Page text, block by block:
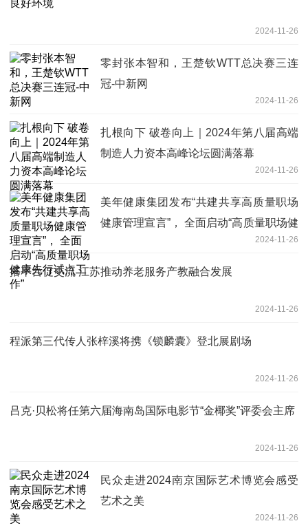
2024-11-26
零封张本智和，王楚钦WTT总决赛三连
冠-中新网
2024-11-26
扎根向下 破卷向上｜2024年第八届高端
制造人力资本高峰论坛圆满落幕
2024-11-26
美年健康集团发布“共建共享高质量职场
健康管理宣言”， 全面启动“高质量职场健
2024-11-26
搭平台促交流 江苏推动养老服务产教融合发展
2024-11-26
程派第三代传人张梓溪将携《锁麟囊》登北展剧场
2024-11-26
吕克·贝松将任第六届海南岛国际电影节“金椰奖”评委会主席
2024-11-26
民众走进2024南京国际艺术博览会感受
艺术之美
2024-11-26